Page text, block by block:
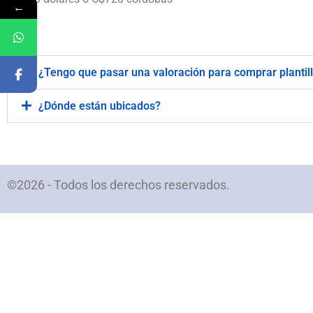
¿Tengo que pasar una valoración para comprar
¿Dónde están ubicados?
©2026 - Todos los derechos reservados.
←